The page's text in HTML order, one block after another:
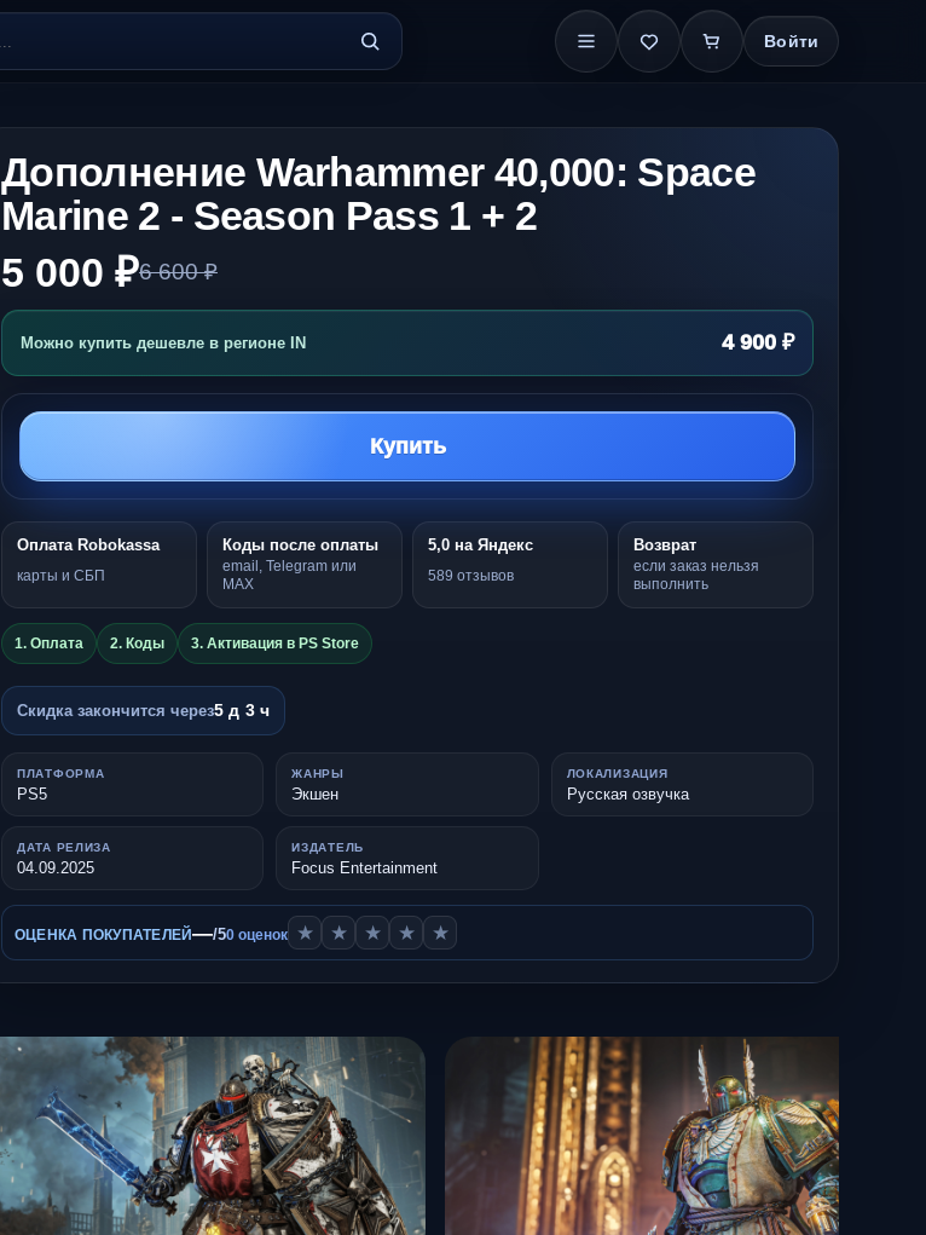
Войти
Дополнение Warhammer 40,000: Space
Marine 2 - Season Pass 1 + 2
5 000 ₽6 600 ₽
Можно купить дешевле в регионе IN 4 900 ₽
Купить
Оплата Robokassa
карты и СБП
Коды после оплаты
email, Telegram или
MAX
5,0 на Яндекс
589 отзывов
Возврат
если заказ нельзя
выполнить
1. Оплата 2. Коды 3. Активация в PS Store
Скидка закончится через5 д 3 ч
ПЛАТФОРМА
PS5
ЖАНРЫ
Экшен
ЛОКАЛИЗАЦИЯ
Русская озвучка
ДАТА РЕЛИЗА
04.09.2025
ИЗДАТЕЛЬ
Focus Entertainment
ОЦЕНКА ПОКУПАТЕЛЕЙ—/50 оценок ★ ★ ★ ★ ★